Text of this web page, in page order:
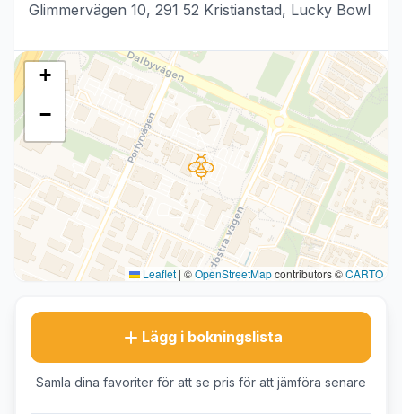
Glimmervägen 10, 291 52 Kristianstad, Lucky Bowl
+
−
Leaflet | ©OpenStreetMapcontributors ©CARTO
Lägg i bokningslista
Samla dina favoriter för att se pris för att jämföra senare